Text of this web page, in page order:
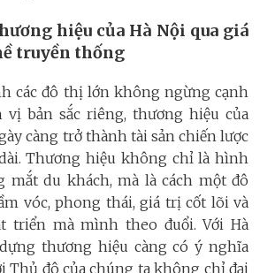
hiệu của Hà Nội qua giá
truyền thống
các đô thị lớn không ngừng cạnh
vị bản sắc riêng, thương hiệu của
càng trở thành tài sản chiến lược
Thương hiệu không chỉ là hình
mắt du khách, mà là cách một đô
vóc, phong thái, giá trị cốt lõi và
triển mà mình theo đuổi. Với Hà
thương hiệu càng có ý nghĩa
Thủ đô của chúng ta không chỉ đại